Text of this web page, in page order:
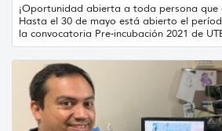
¡Oportunidad abierta a toda persona que
Hasta el 30 de mayo está abierto el
la convocatoria Pre-incubación 2021 de